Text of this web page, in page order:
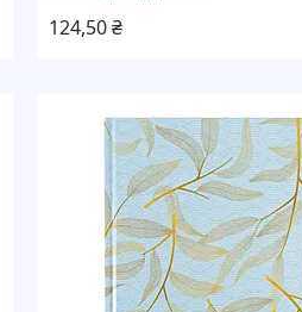
124,50 ₴